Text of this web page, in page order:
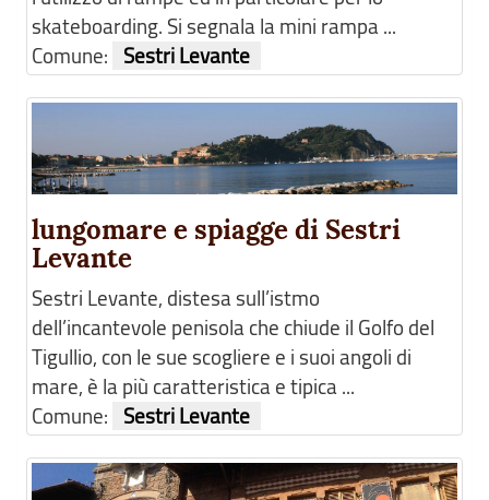
skateboarding. Si segnala la mini rampa ...
Comune:
Sestri Levante
lungomare e spiagge di Sestri
Levante
Sestri Levante, distesa sull’istmo
dell’incantevole penisola che chiude il Golfo del
Tigullio, con le sue scogliere e i suoi angoli di
mare, è la più caratteristica e tipica ...
Comune:
Sestri Levante